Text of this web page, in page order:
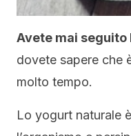
Avete mai
dovete sapere che
molto tempo.
Lo yogurt naturale